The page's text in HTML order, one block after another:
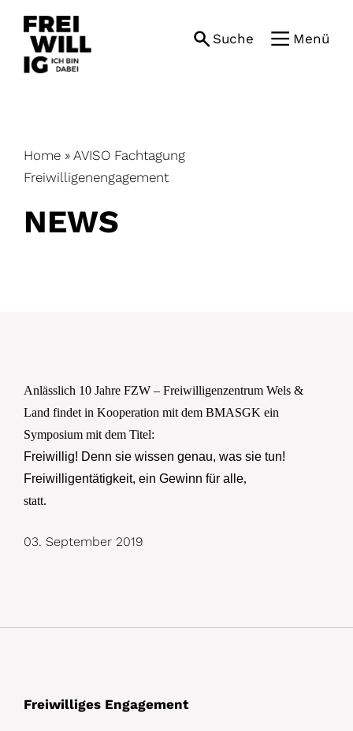
content
Suche Menü
Home » AVISO Fachtagung
Freiwilligenengagement
NEWS
Anlässlich 10 Jahre FZW – Freiwilligenzentrum Wels &
Land findet in Kooperation mit dem BMASGK ein
Symposium mit dem Titel:
Freiwillig! Denn sie wissen genau, was sie tun!
Freiwilligentätigkeit, ein Gewinn für alle,
statt.
03. September 2019
Freiwilliges Engagement